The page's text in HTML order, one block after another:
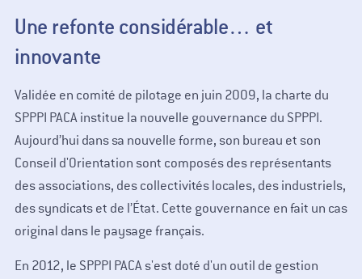
Une refonte considérable… et
innovante
Validée en comité de pilotage en juin 2009, la charte du
SPPPI PACA institue la nouvelle gouvernance du SPPPI.
Aujourd’hui dans sa nouvelle forme, son bureau et son
Conseil d'Orientation sont composés des représentants
des associations, des collectivités locales, des industriels,
des syndicats et de l’État. Cette gouvernance en fait un cas
original dans le paysage français.
En 2012, le SPPPI PACA s'est doté d'un outil de gestion